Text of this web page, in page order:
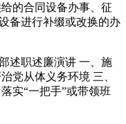
的合同设备办事、征
备进行补缀或改换的办
职述廉演讲 一、施
党从体义务环境 三、
实“一把手”或带领班